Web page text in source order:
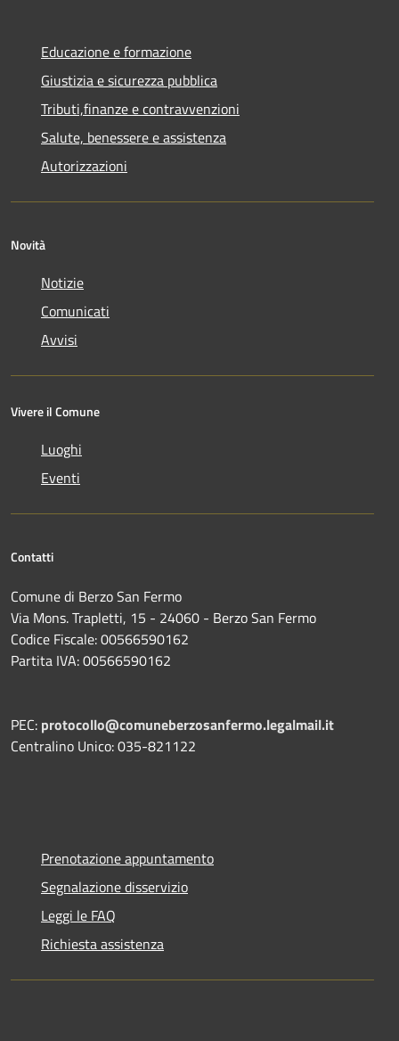
Educazione e formazione
Giustizia e sicurezza pubblica
Tributi,finanze e contravvenzioni
Salute, benessere e assistenza
Autorizzazioni
Novità
Notizie
Comunicati
Avvisi
Vivere il Comune
Luoghi
Eventi
Contatti
Comune di Berzo San Fermo
Via Mons. Trapletti, 15 - 24060 - Berzo San Fermo
Codice Fiscale: 00566590162
Partita IVA: 00566590162
PEC: protocollo@comuneberzosanfermo.legalmail.it
Centralino Unico: 035-821122
Prenotazione appuntamento
Segnalazione disservizio
Leggi le FAQ
Richiesta assistenza